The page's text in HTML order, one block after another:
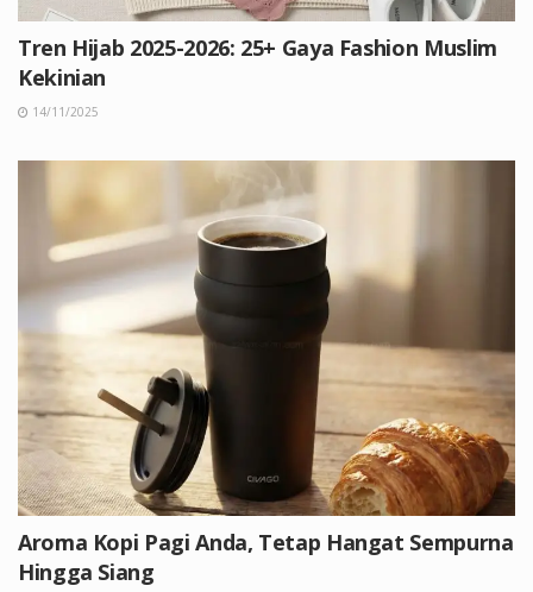
Tren Hijab 2025-2026: 25+ Gaya Fashion Muslim
Kekinian
14/11/2025
Aroma Kopi Pagi Anda, Tetap Hangat Sempurna
Hingga Siang